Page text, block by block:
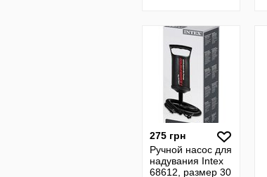
275 грн
Ручной насос для
надувания Intex
68612, размер 30